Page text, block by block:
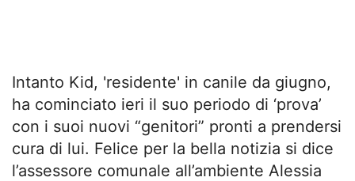
Intanto Kid, 'residente' in canile da giugno,
ha cominciato ieri il suo periodo di ‘prova’
con i suoi nuovi “genitori” pronti a prendersi
cura di lui. Felice per la bella notizia si dice
l’assessore comunale all’ambiente Alessia